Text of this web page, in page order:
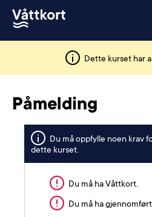
Dette kurset har
Påmelding
Du må oppfylle noen krav
dette kurset.
Du må ha Våttkort.
Du må ha gjennomført